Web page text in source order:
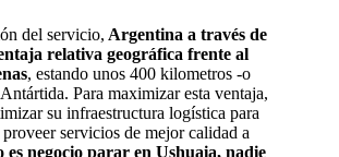
del servicio, Argentina a través de
relativa geográfica frente al
, estando unos 400 kilometros -o
Para maximizar esta ventaja,
su infraestructura logística para
servicios de mejor calidad a
es negocio parar en Ushuaia, nadie